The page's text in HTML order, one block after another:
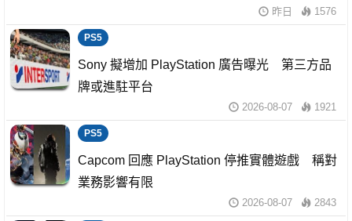
昨日 1576
PS5
Sony 擬增加 PlayStation 廣告曝光 第三方品
牌或進駐平台
2026-08-07 1921
PS5
Capcom 回應 PlayStation 停推實體遊戲 稱對
業務影響有限
2026-08-07 2843